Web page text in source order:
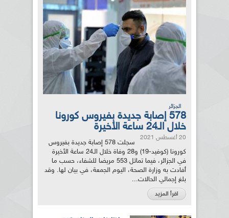
الجزائر
578 إصابة جديدة بفيروس كورونا
خلال الـ24 ساعة الأخيرة
20 أغسطس 2021
سجلت 578 إصابة جديدة بفيروس
كورونا (كوفيد-19) و28 وفاة خلال الـ24 ساعة الأخيرة
في الجزائر، فيما تماثل 553 مريضا للشفاء، حسب ما
أفادت به وزارة الصحة، اليوم الجمعة، في بيان لها. وقد
بلغ إجمالي الحالات...
اقرأ المزيد